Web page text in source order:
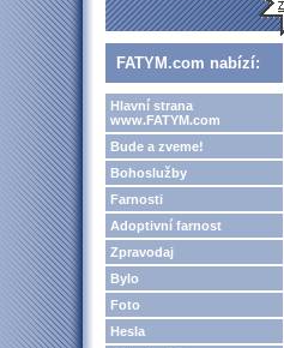
FATYM.com nabízí:
Hlavní strana
www.FATYM.com
Bude a zveme!
Bohoslužby
Farnosti
Adoptivní farnost
Zpravodaj
Bylo
Foto
Hesla